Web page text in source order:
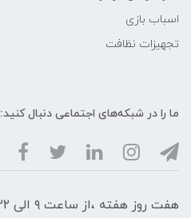
اسباب بازی
تجهیزات نظافت
ما را در شبکه‌های اجتماعی دنبال کنید:
هفت روز هفته ،از ساعت ۹ الی ۲۲ پاسخگوی شما هستیم